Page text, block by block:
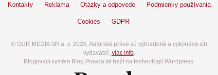
Kontakty Reklama Otázky a odpovede Podmienky používania
Cookies GDPR
© OUR MEDIA SR a. s. 2026. Autorské práva sú vyhradené a vykonáva ich
vydavateľ, viac info.
Blogovací systém Blog.Pravda.sk beží na technológií Wordpress.